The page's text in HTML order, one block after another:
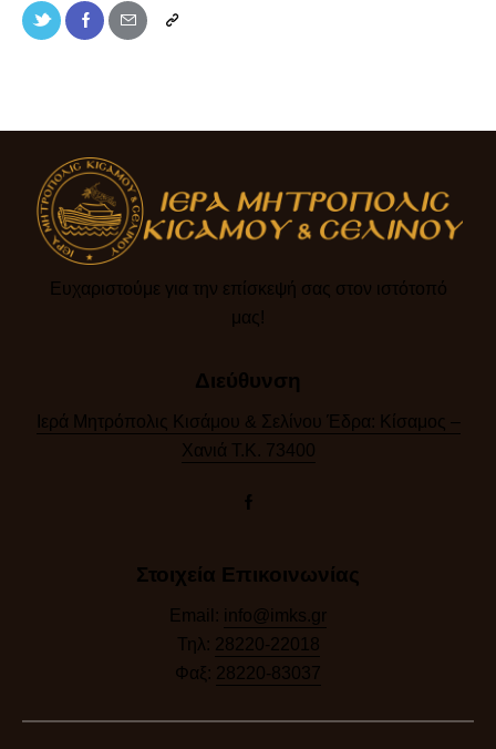
Ευχαριστούμε για την επίσκεψή σας στον ιστότοπό
μας!​
Διεύθυνση
Ιερά Μητρόπολις Κισάμου & Σελίνου Έδρα: Κίσαμος –
Χανιά Τ.Κ. 73400
Στοιχεία Επικοινωνίας
Email: info@imks.gr
Τηλ: 28220-22018
Φαξ: 28220-83037